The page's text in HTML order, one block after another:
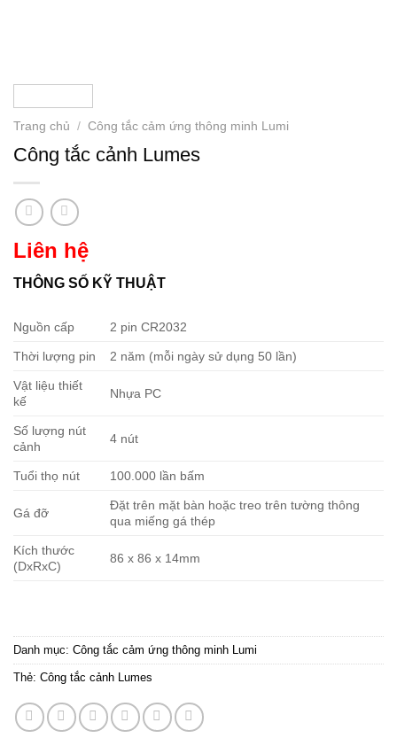
Trang chủ / Công tắc cảm ứng thông minh Lumi
Công tắc cảnh Lumes
Liên hệ
THÔNG SỐ KỸ THUẬT
Nguồn cấp 2 pin CR2032
Thời lượng pin 2 năm (mỗi ngày sử dụng 50 lần)
Vật liệu thiết
kế
Nhựa PC
Số lượng nút
cảnh
4 nút
Tuổi thọ nút 100.000 lần bấm
Gá đỡ
Đặt trên mặt bàn hoặc treo trên tường thông
qua miếng gá thép
Kích thước
(DxRxC)
86 x 86 x 14mm
Danh mục: Công tắc cảm ứng thông minh Lumi
Thẻ: Công tắc cảnh Lumes